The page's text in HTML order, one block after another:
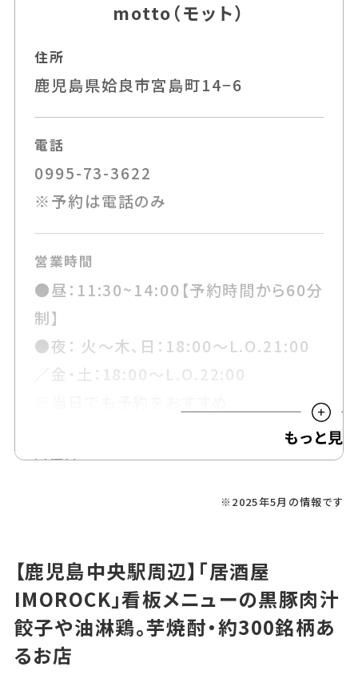
motto（モット）
住所
鹿児島県姶良市宮島町14−6
電話
0995-73-3622
※予約は電話のみ
営業時間
●昼：11:30~14:00【予約時間から60分
制】
●夜： 火〜木、日：18:00〜L.O.21:00
／金・土：18:00〜L.O.22:00
定休日
可能な支払い方法
現金のみ
※2025年5月の情報です
【鹿児島中央駅周辺】「居酒屋
IMOROCK」看板メニューの黒豚肉汁
餃子や油淋鶏。芋焼酎・約300銘柄あ
るお店